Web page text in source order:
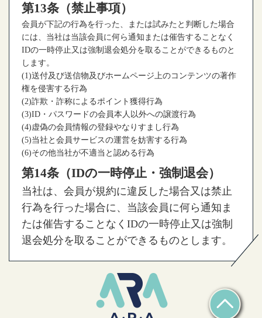
第13条（禁止事項）
会員が下記の行為を行った、または試みたと判断した場合
には、当社は当該会員に何ら通知または催告することなく
IDの一時停止又は強制退会処分を取ることができるものと
します。
(1)送付及び送信物及びホームページ上のコンテンツの著作
権を侵害する行為
(2)詐欺・詐称によるポイント獲得行為
(3)ID・パスワードの会員本人以外への譲渡行為
(4)虚偽の会員情報の登録やなりすまし行為
(5)当社と会員サービスの運営を妨害する行為
(6)その他当社が不適当と認める行為
第14条（IDの一時停止・強制退会）
当社は、会員が規約に違反した場合又は禁止
行為を行った場合に、当該会員に何ら通知ま
たは催告することなくIDの一時停止又は強制
退会処分を取ることができるものとします。